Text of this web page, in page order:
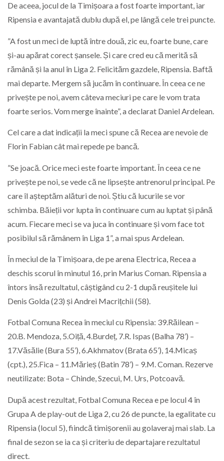
De aceea, jocul de la Timișoara a fost foarte important, iar
Ripensia e avantajată dublu după el, pe lângă cele trei puncte.
”A fost un meci de luptă între două, zic eu, foarte bune, care
și-au apărat corect șansele. Și care cred eu că merită să
rămână și la anul în Liga 2. Felicităm gazdele, Ripensia. Baftă
mai departe. Mergem să jucăm în continuare. În ceea ce ne
privește pe noi, avem câteva meciuri pe care le vom trata
foarte serios. Vom merge înainte”, a declarat Daniel Ardelean.
Cel care a dat indicații la meci spune că Recea are nevoie de
Florin Fabian cât mai repede pe bancă.
”Se joacă. Orice meci este foarte important. În ceea ce ne
privește pe noi, se vede că ne lipsește antrenorul principal. Pe
care îl așteptăm alături de noi. Știu că lucurile se vor
schimba. Băieții vor lupta în continuare cum au luptat și până
acum. Fiecare meci se va juca în continuare și vom face tot
posibilul să rămânem în Liga 1”, a mai spus Ardelean.
În meciul de la Timișoara, de pe arena Electrica, Recea a
deschis scorul în minutul 16, prin Marius Coman. Ripensia a
întors însă rezultatul, câștigând cu 2-1 după reușitele lui
Denis Golda (23) și Andrei Macrițchii (58).
Fotbal Comuna Recea în meciul cu Ripensia: 39.Răilean –
20.B. Mendoza, 5.Oiță, 4.Burdeț, 7.R. Ispas (Balha 78’) –
17.Văsălie (Bura 55’), 6.Akhmatov (Brata 65’), 14.Micaș
(cpt.), 25.Fica – 11.Mărieș (Batin 78’) – 9.M. Coman. Rezerve
neutilizate: Bota – Chinde, Szecui, M. Urs, Potcoavă.
După acest rezultat, Fotbal Comuna Recea e pe locul 4 în
Grupa A de play-out de Liga 2, cu 26 de puncte, la egalitate cu
Ripensia (locul 5), fiindcă timișorenii au golaveraj mai slab. La
final de sezon se ia ca și criteriu de departajare rezultatul
direct.